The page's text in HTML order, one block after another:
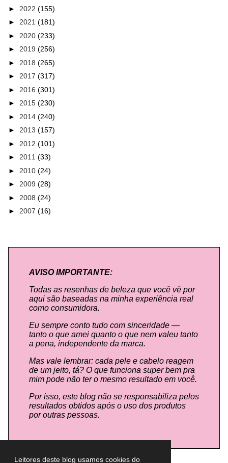
Leitores deste blog usamos cookies do
► 2022 (155)
► 2021 (181)
► 2020 (233)
► 2019 (256)
► 2018 (265)
► 2017 (317)
► 2016 (301)
► 2015 (230)
► 2014 (240)
► 2013 (157)
► 2012 (101)
► 2011 (33)
► 2010 (24)
► 2009 (28)
► 2008 (24)
► 2007 (16)
AVISO IMPORTANTE:
Todas as resenhas de beleza que você vê por
aqui são baseadas na minha experiência real
como consumidora.
Eu sempre conto tudo com sinceridade —
tanto o que amei quanto o que nem valeu tanto
a pena, independente da marca.
Mas vale lembrar: cada pele e cabelo reagem
de um jeito, tá? O que funciona super bem pra
mim pode não ter o mesmo resultado em você.
Por isso, este blog não se responsabiliza pelos
resultados obtidos após o uso dos produtos
por outras pessoas.